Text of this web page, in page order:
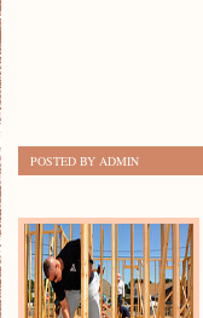
POSTED BY ADMIN